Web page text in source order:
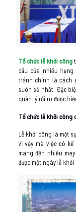
Tổ chức lễ khởi công
cầu của nhiều hạng
tránh chính là cách
suôn sẻ nhất. Đặc
quản lý rủi ro được
Tổ chức lễ khởi công
Lễ khởi công là một
vì vậy mà việc có
mang đến nhiều
được một ngày lễ